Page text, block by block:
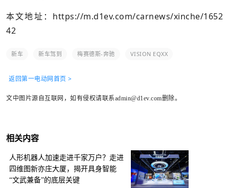
本文地址： https://m.d1ev.com/carnews/xinche/1652
42
新车 新车驾到 梅赛德斯-奔驰 VISION EQXX
返回第一电动网首页 >
文中图片源自互联网，如有侵权请联系admin@d1ev.com删除。
相关内容
人形机器人加速走进千家万户？走进
四维图新亦庄大厦，揭开具身智能
“文武兼备”的底层关键